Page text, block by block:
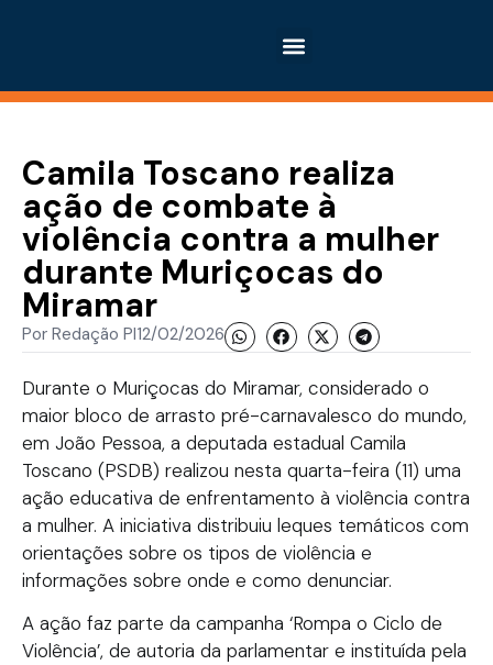
Camila Toscano realiza
ação de combate à
violência contra a mulher
durante Muriçocas do
Miramar
Por Redação PI12/02/2026
Durante o Muriçocas do Miramar, considerado o
maior bloco de arrasto pré-carnavalesco do mundo,
em João Pessoa, a deputada estadual Camila
Toscano (PSDB) realizou nesta quarta-feira (11) uma
ação educativa de enfrentamento à violência contra
a mulher. A iniciativa distribuiu leques temáticos com
orientações sobre os tipos de violência e
informações sobre onde e como denunciar.
A ação faz parte da campanha ‘Rompa o Ciclo de
Violência’, de autoria da parlamentar e instituída pela